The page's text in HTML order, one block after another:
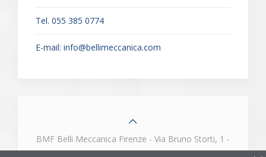
Tel. 055 385 0774
E-mail: info@bellimeccanica.com
BMF Belli Meccanica Firenze - Via Bruno Storti, 1 -
50019 - Sesto Fiorentino (FI) Tel. e Fax 055